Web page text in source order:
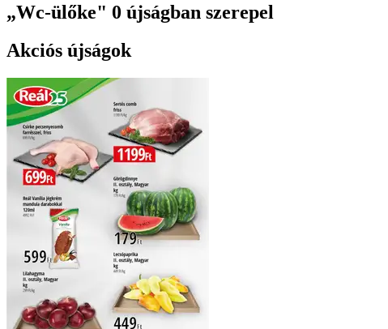
„Wc-ülőke" 0 újságban szerepel
Akciós újságok